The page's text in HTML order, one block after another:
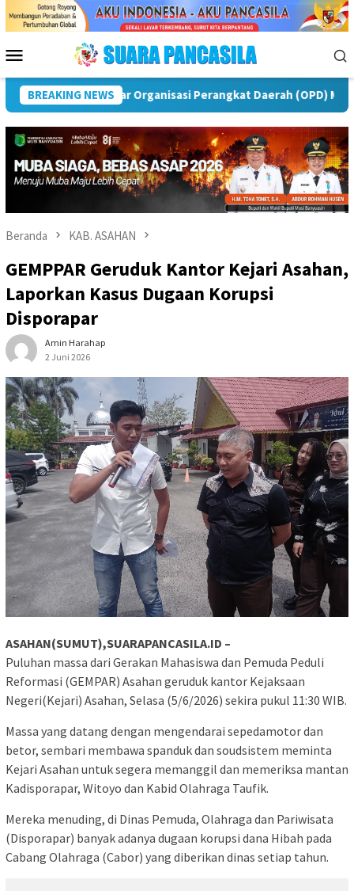
Menu
Mobile
BREAKING NEWSPuncak Peringatan IPeKB Ke-19, Plt Bupati
Beranda KAB. ASAHAN
GEMPPAR Geruduk Kantor Kejari Asahan,
Laporkan Kasus Dugaan Korupsi
Disporapar
Amin Harahap
2 Juni 2026
ASAHAN(SUMUT),SUARAPANCASILA.ID –
Puluhan massa dari Gerakan Mahasiswa dan Pemuda Peduli
Reformasi (GEMPAR) Asahan geruduk kantor Kejaksaan
Negeri(Kejari) Asahan, Selasa (5/6/2026) sekira pukul 11:30 WIB.
Massa yang datang dengan mengendarai sepedamotor dan
betor, sembari membawa spanduk dan soudsistem meminta
Kejari Asahan untuk segera memanggil dan memeriksa mantan
Kadisporapar, Witoyo dan Kabid Olahraga Taufik.
Mereka menuding, di Dinas Pemuda, Olahraga dan Pariwisata
(Disporapar) banyak adanya dugaan korupsi dana Hibah pada
Cabang Olahraga (Cabor) yang diberikan dinas setiap tahun.